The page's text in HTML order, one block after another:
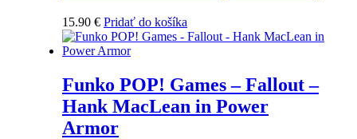
15.90 € Pridať do košíka
Funko POP! Games – Fallout –
Hank MacLean in Power
Armor